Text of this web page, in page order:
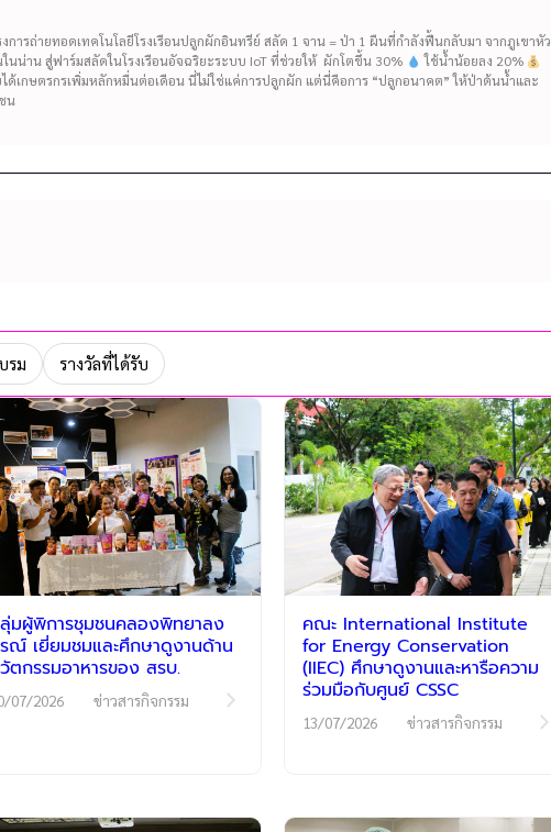
งการถ่ายทอดเทคโนโลยีโรงเรือนปลูกผักอินทรีย์ สลัด 1 จาน = ป่า 1 ผืนที่กำลังฟื้นกลับมา จากภูเขาหัว
ในน่าน สู่ฟาร์มสลัดในโรงเรือนอัจฉริยะระบบ IoT ที่ช่วยให้ ผักโตขึ้น 30%
ใช้น้ำน้อยลง 20%
ได้เกษตรกรเพิ่มหลักหมื่นต่อเดือน นี่ไม่ใช่แค่การปลูกผัก แต่นี่คือการ “ปลูกอนาคต” ให้ป่าต้นน้ำและ
น
รม รางวัลที่ได้รับ
มผู้พิการชุมชนคลองพิทยาลง
ณ์ เยี่ยมชมและศึกษาดูงานด้าน
ตกรรมอาหารของ สรบ.
07/2026 ข่าวสารกิจกรรม
คณะ International Institute
for Energy Conservation
(IIEC) ศึกษาดูงานและหารือความ
ร่วมมือกับศูนย์ CSSC
13/07/2026 ข่าวสารกิจกรรม